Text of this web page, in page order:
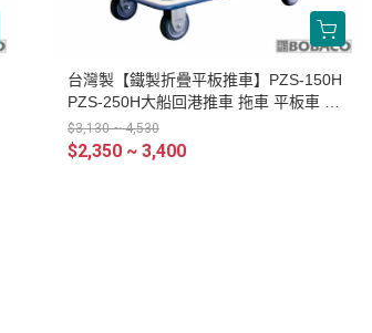
台灣製【鐵製折疊平板推車】PZS-150H
PZS-250H大船回港推車 拖車 平板車 手
拉車 搬貨車 工作車 搬運車
$3,130 ~ 4,530
$2,350 ~ 3,400